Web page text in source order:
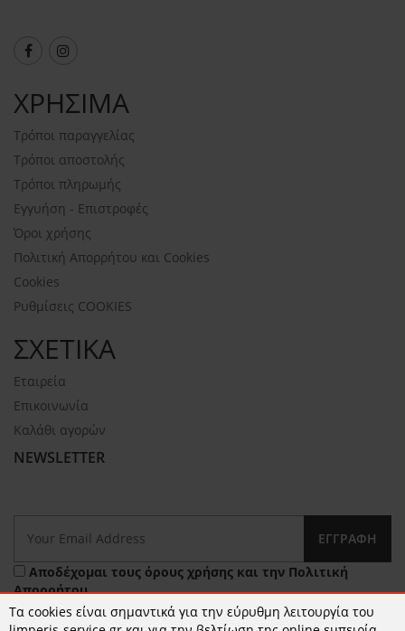
ΧΡΗΣΙΜΑ
Τρόποι παραγγελίας
Τρόποι αποστολής
Τρόποι πληρωμής
Εγγυήση - Επιστροφές
Όροι χρήσης
Πολιτική Απορρήτου και Cookies
Cookies
Ρυθμίσεις COOKIES
ΣΧΕΤΙΚΑ
Εταιρεία
Επικοινωνία
Καλάθι αγορών
NEWSLETTER
ΕΓΓΡΑΦΉ
Αποδέχομαι τους όρους χρήσης και την Πολιτική
Απορρήτου
Τα cookies είναι σημαντικά για την εύρυθμη λειτουργία του